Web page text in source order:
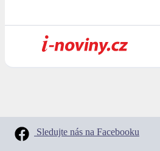
Sledujte nás na Facebooku